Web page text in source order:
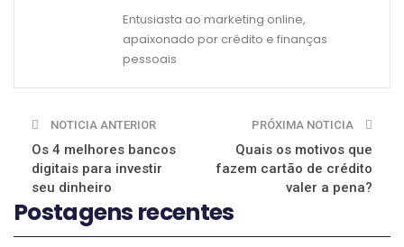
Entusiasta ao marketing online,
apaixonado por crédito e finanças
pessoais
NOTICIA ANTERIOR
Os 4 melhores bancos
digitais para investir
seu dinheiro
PRÓXIMA NOTICIA
Quais os motivos que
fazem cartão de crédito
valer a pena?
Postagens recentes